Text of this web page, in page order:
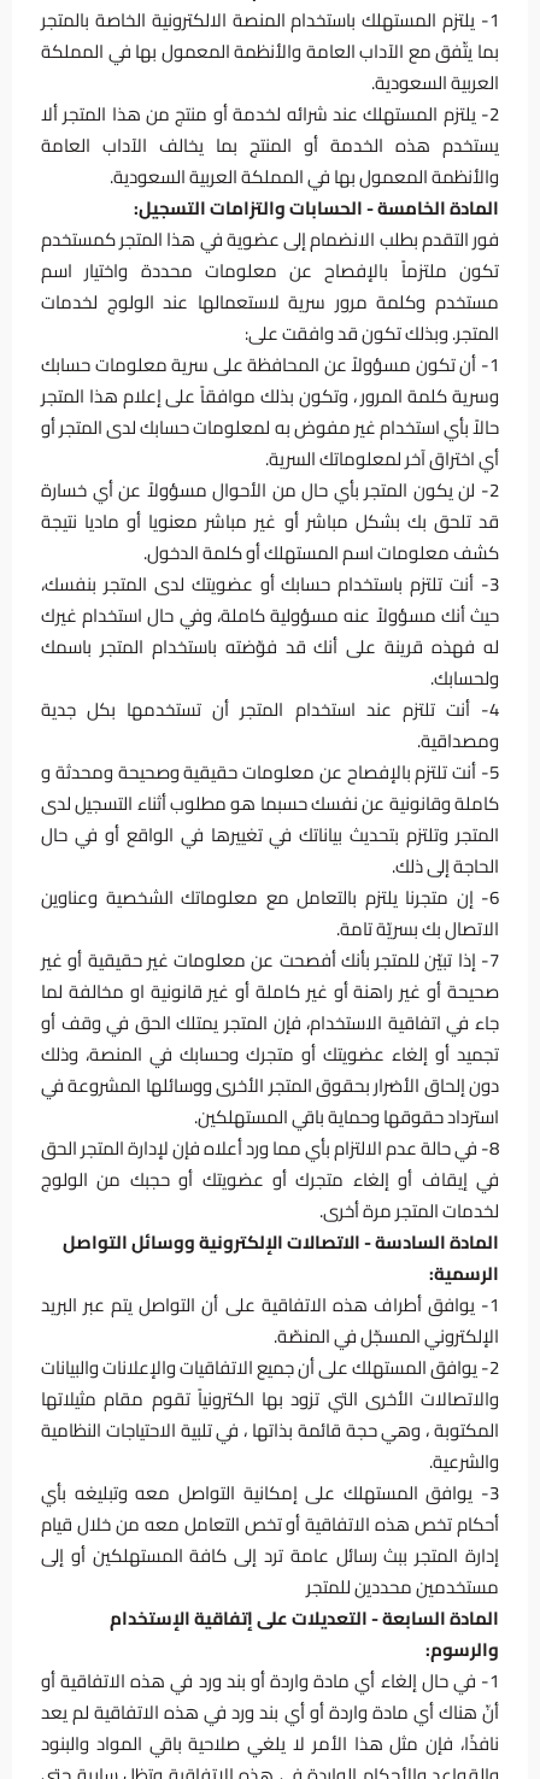
1- يلتزم المستهلك باستخدام المنصة الالكترونية الخاصة بالمتجر
بما يتّفق مع الآداب العامة والأنظمة المعمول بها في المملكة
العربية السعودية.
2- يلتزم المستهلك عند شرائه لخدمة أو منتج من هذا المتجر ألا
يستخدم هذه الخدمة أو المنتج بما يخالف الآداب العامة
والأنظمة المعمول بها في المملكة العربية السعودية.
المادة الخامسة - الحسابات والتزامات التسجيل:
فور التقدم بطلب الانضمام إلى عضوية في هذا المتجر كمستخدم
تكون ملتزماً بالإفصاح عن معلومات محددة واختيار اسم
مستخدم وكلمة مرور سرية لاستعمالها عند الولوج لخدمات
المتجر. وبذلك تكون قد وافقت على:
1- أن تكون مسؤولاً عن المحافظة على سرية معلومات حسابك
وسرية كلمة المرور ، وتكون بذلك موافقاً على إعلام هذا المتجر
حالاً بأي استخدام غير مفوض به لمعلومات حسابك لدى المتجر أو
أي اختراق آخر لمعلوماتك السرية.
2- لن يكون المتجر بأي حال من الأحوال مسؤولاً عن أي خسارة
قد تلحق بك بشكل مباشر أو غير مباشر معنويا أو ماديا نتيجة
كشف معلومات اسم المستهلك أو كلمة الدخول.
3- أنت تلتزم باستخدام حسابك أو عضويتك لدى المتجر بنفسك،
حيث أنك مسؤولاً عنه مسؤولية كاملة، وفي حال استخدام غيرك
له فهذه قرينة على أنك قد فوّضته باستخدام المتجر باسمك
ولحسابك.
4- أنت تلتزم عند استخدام المتجر أن تستخدمها بكل جدية
ومصداقية.
5- أنت تلتزم بالإفصاح عن معلومات حقيقية وصحيحة ومحدثة و
كاملة وقانونية عن نفسك حسبما هو مطلوب أثناء التسجيل لدى
المتجر وتلتزم بتحديث بياناتك في تغييرها في الواقع أو في حال
الحاجة إلى ذلك.
6- إن متجرنا يلتزم بالتعامل مع معلوماتك الشخصية وعناوين
الاتصال بك بسريّة تامة.
7- إذا تبيّن للمتجر بأنك أفصحت عن معلومات غير حقيقية أو غير
صحيحة أو غير راهنة أو غير كاملة أو غير قانونية او مخالفة لما
جاء في اتفاقية الاستخدام، فإن المتجر يمتلك الحق في وقف أو
تجميد أو إلغاء عضويتك أو متجرك وحسابك في المنصة، وذلك
دون إلحاق الأضرار بحقوق المتجر الأخرى ووسائلها المشروعة في
استرداد حقوقها وحماية باقي المستهلكين.
8- في حالة عدم الالتزام بأي مما ورد أعلاه فإن لإدارة المتجر الحق
في إيقاف أو إلغاء متجرك أو عضويتك أو حجبك من الولوج
لخدمات المتجر مرة أخرى.
المادة السادسة - الاتصالات الإلكترونية ووسائل التواصل
الرسمية:
1- يوافق أطراف هذه الاتفاقية على أن التواصل يتم عبر البريد
الإلكتروني المسجّل في المنصّة.
2- يوافق المستهلك على أن جميع الاتفاقيات والإعلانات والبيانات
والاتصالات الأخرى التي تزود بها الكترونياً تقوم مقام مثيلاتها
المكتوبة ، وهي حجة قائمة بذاتها ، في تلبية الاحتياجات النظامية
والشرعية.
3- يوافق المستهلك على إمكانية التواصل معه وتبليغه بأي
أحكام تخص هذه الاتفاقية أو تخص التعامل معه من خلال قيام
إدارة المتجر ببث رسائل عامة ترد إلى كافة المستهلكين أو إلى
مستخدمين محددين للمتجر
المادة السابعة - التعديلات على إتفاقية الإستخدام
والرسوم:
1- في حال إلغاء أي مادة واردة أو بند ورد في ھذه الاتفاقیة أو
أنّ ھناك أي مادة واردة أو أي بند ورد في ھذه الاتفاقیة لم یعد
نافذًا، فإن مثل ھذا الأمر لا يلغي صلاحية باقي المواد والبنود